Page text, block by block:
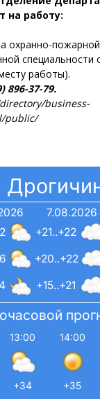
на работу:
охранно-пожарной
специальности
работы).
37-79.
business-
public/
7.08.2026
+21..+22
+20..+22
+15..+21
13:00
+34
14:00
+35